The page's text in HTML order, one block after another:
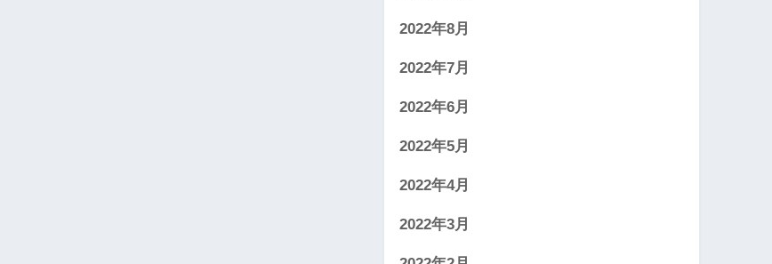
2022年8月
2022年7月
2022年6月
2022年5月
2022年4月
2022年3月